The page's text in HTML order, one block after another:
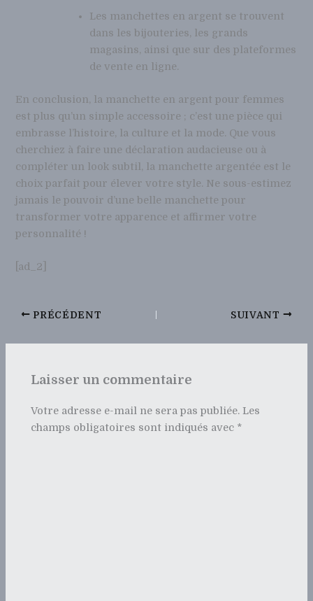
Les manchettes en argent se trouvent
dans les bijouteries, les grands
magasins, ainsi que sur des plateformes
de vente en ligne.
En conclusion, la manchette en argent pour femmes
est plus qu’un simple accessoire ; c’est une pièce qui
embrasse l’histoire, la culture et la mode. Que vous
cherchiez à faire une déclaration audacieuse ou à
compléter un look subtil, la manchette argentée est le
choix parfait pour élever votre style. Ne sous-estimez
jamais le pouvoir d’une belle manchette pour
transformer votre apparence et affirmer votre
personnalité !
[ad_2]
PRÉCÉDENT SUIVANT
Laisser un commentaire
Votre adresse e-mail ne sera pas publiée. Les
champs obligatoires sont indiqués avec *